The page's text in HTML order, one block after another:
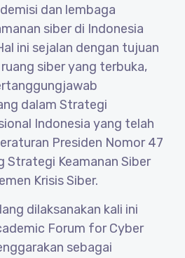
dan lembaga
siber di Indonesia
ini sejalan dengan tujuan
siber yang terbuka,
dalam Strategi
Indonesia yang telah
Presiden Nomor 47
Strategi Keamanan Siber
Krisis Siber.
dilaksanakan kali ini
Forum for Cyber
sebagai